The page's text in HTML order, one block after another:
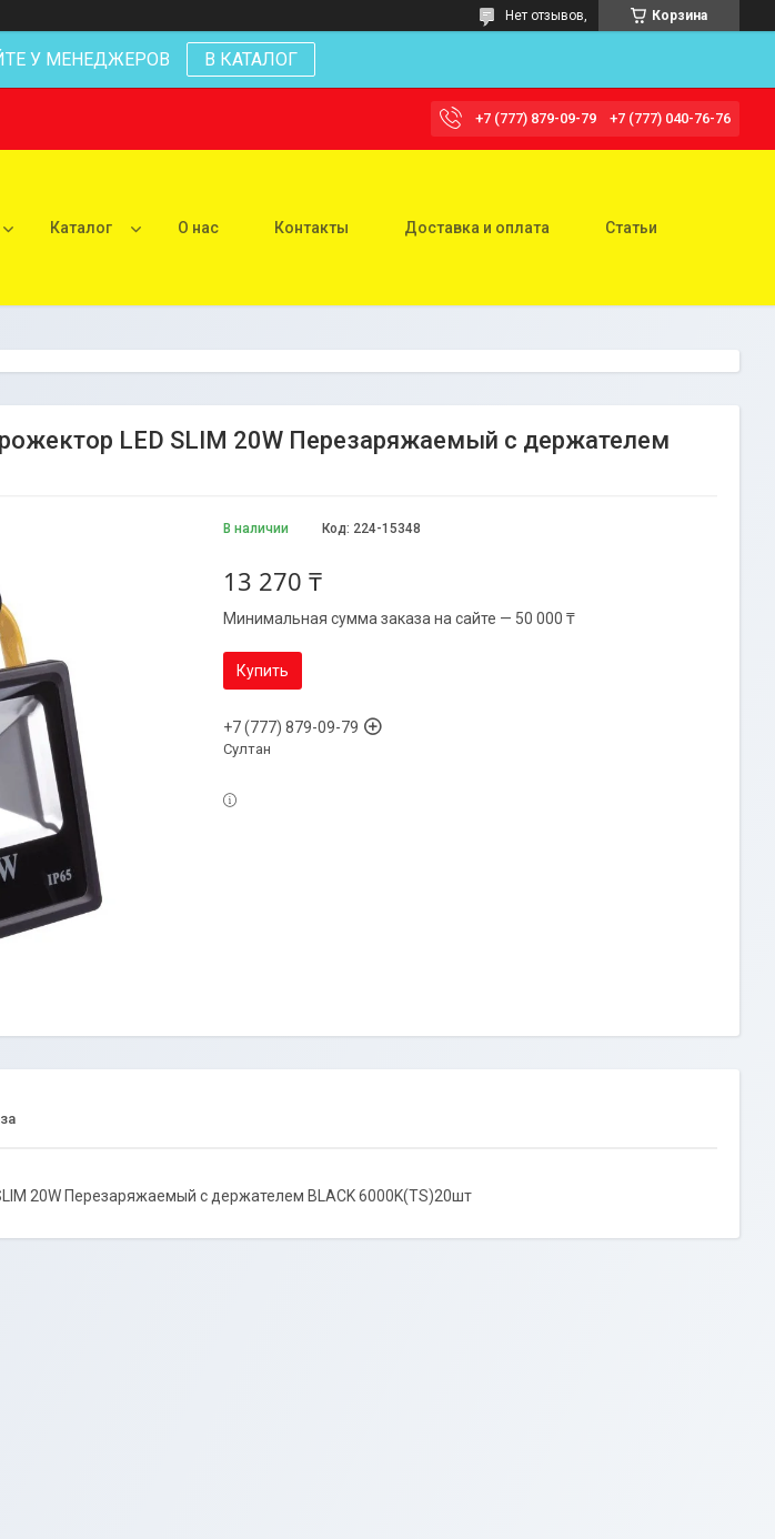
Корзина
Нет отзывов,
У МЕНЕДЖЕРОВ В КАТАЛОГ
+7 (777) 879-09-79 +7 (777) 040-76-76
Каталог О нас Контакты Доставка и оплата Статьи
LED SLIM 20W Перезаряжаемый с держателем
В наличии Код: 224-15348
13 270 ₸
Минимальная сумма заказа на сайте — 50 000 ₸
Купить
+7 (777) 879-09-79
Султан
20W Перезаряжаемый с держателем BLACK 6000K(TS)20шт